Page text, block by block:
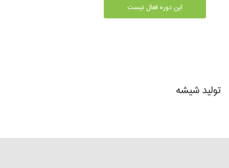
این دوره فعال نیست
تولید شیشه